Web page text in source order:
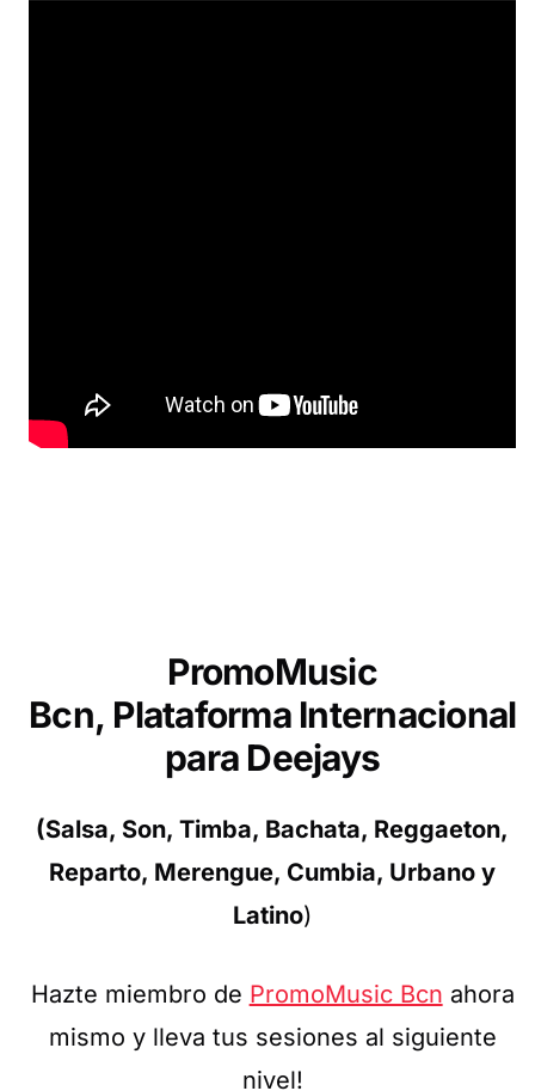
PromoMusic
Bcn, PlataformaInternacional
para Deejays
(Salsa, Son, Timba, Bachata, Reggaeton,
Reparto, Merengue, Cumbia, Urbano y
Latino)
Hazte miembro de PromoMusic Bcn ahora
mismo y lleva tus sesiones al siguiente
nivel!